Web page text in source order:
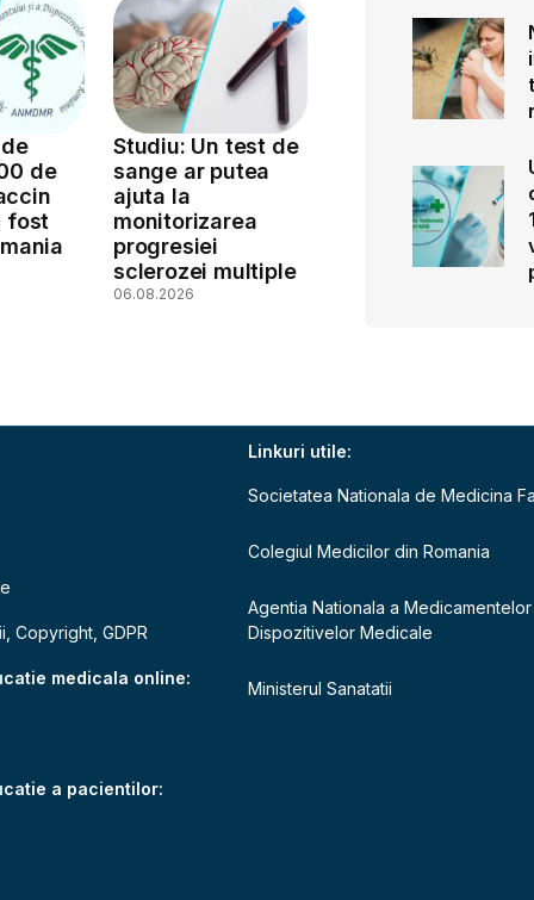
de
fost
Studiu: Un test de
sange ar putea
ajuta la
monitorizarea
progresiei
sclerozei multiple
06.08.2026
Copyright, GDPR
medicala online:
a pacientilor:
Linkuri utile:
Societatea Nationala de Medicina
Colegiul Medicilor din Romania
Agentia Nationala a Medicamentelor
Dispozitivelor Medicale
Ministerul Sanatatii